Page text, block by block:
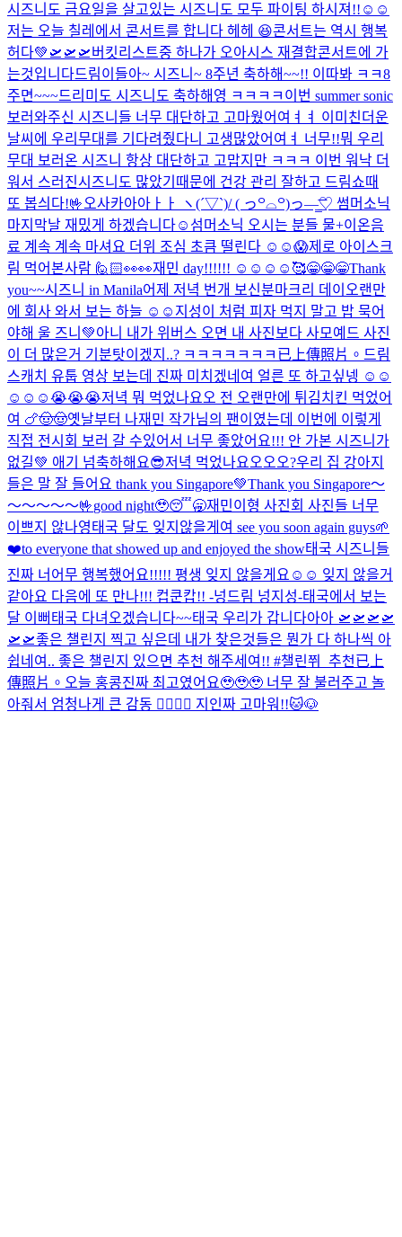
시즈니도 금요일을 살고있는 시즈니도 모두 파이팅 하시져!!☺️☺️
저는 오늘 칠레에서 콘서트를 합니다 헤헤 😆콘서트는 역시 행복
허다💚 🛫🛫🛫버킷리스트중 하나가 오아시스 재결합콘서트에 가
는것입니다드림이들아~ 시즈니~ 8주년 축하해~~!! 이따봐 ㅋㅋ8
주면~~~드리미도 시즈니도 축하해영 ㅋㅋㅋㅋ 이번 summer sonic
보러와주신 시즈니들 너무 대단하고 고마웠어여ㅕㅕ 이미친더운
날씨에 우리무대를 기다려줬다니 고생많았어여ㅕ 너무!!뭐 우리
무대 보러온 시즈니 항상 대단하고 고맙지만 ㅋㅋㅋ 이번 워낙 더
워서 스러진시즈니도 많았기때문에 건강 관리 잘하고 드림쇼때
또 봅싀다!🤟 오사카아아ㅏㅏ ヽ(´▽`)/ ( っ꒪⌓꒪)っ—̳͟͞͞♡ 썸머소닉
마지막날 재밌게 하겠습니다☺️ 섬머소닉 오시는 분들 물+이온음
료 계속 계속 마셔요 더위 조심 초큼 떨린다 ☺️☺️😱제로 아이스크
림 먹어본사람 🙋🏻👀👀재민 day!!!!!! ☺️☺️☺️☺️ 🥰😁😁😁Thank
you~~시즈니 in Manila어제 저녁 번개 보신분마크리 데이 오랜만
에 회사 와서 보는 하늘 ☺️☺️ 지성이 처럼 피자 먹지 말고 밥 묵어
야해 울 즈니💚아니 내가 위버스 오면 내 사진보다 사모예드 사진
이 더 많은거 기분탓이겠지..? ㅋㅋㅋㅋㅋㅋㅋ 已上傳照片。 드림
스캐치 유툽 영상 보는데 진짜 미치겠네여 얼른 또 하고싶넹 ☺️☺️
☺️☺️☺️😭😭😭저녁 뭐 먹었나요오 전 오랜만에 튀김치킨 먹었어
여 🍗🤠🤠옛날부터 나재민 작가님의 팬이였는데 이번에 이렇게
직접 전시회 보러 갈 수있어서 너무 좋았어요!!! 안 가본 시즈니가
없길💚 애기 넘축하해요😎저녁 먹었나요오오오?우리 집 강아지
들은 말 잘 들어요 thank you Singapore💚Thank you Singapore～
～～～～～🤟good night🥹😴🥱재민이형 사진회 사진들 너무
이쁘지 않나영태국 달도 잊지않을게여 see you soon again guys🌱
❤️to everyone that showed up and enjoyed the show태국 시즈니들
진짜 너어무 행복했어요!!!!! 평생 잊지 않을게요☺️☺️ 잊지 않을거
같아요 다음에 또 만나!!! 컵쿤캅!! -넝드림 넝지성-태국에서 보는
달 이뻐 태국 다녀오겠습니다~~태국 우리가 갑니다아아 🛫🛫🛫🛫
🛫🛫좋은 챌린지 찍고 싶은데 내가 찾은것들은 뭔가 다 하나씩 아
쉽네여.. 좋은 챌린지 있으면 추천 해주세여!! #챌린쮜_추천已上
傳照片。 오늘 홍콩진짜 최고였어요🥹🥹🥹 너무 잘 불러주고 놀
아줘서 엄청나게 큰 감동 🙂‍↕️🙂‍↕️ 지인짜 고마워!!🐱🐶